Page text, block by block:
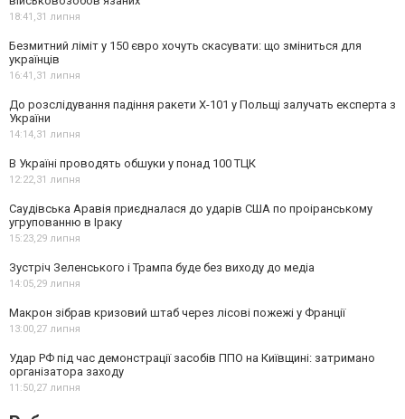
18:41,31 липня
Безмитний ліміт у 150 євро хочуть скасувати: що зміниться для
українців
16:41,31 липня
До розслідування падіння ракети Х-101 у Польщі залучать експерта з
України
14:14,31 липня
В Україні проводять обшуки у понад 100 ТЦК
12:22,31 липня
Саудівська Аравія приєдналася до ударів США по проіранському
угрупованню в Іраку
15:23,29 липня
Зустріч Зеленського і Трампа буде без виходу до медіа
14:05,29 липня
Макрон зібрав кризовий штаб через лісові пожежі у Франції
13:00,27 липня
Удар РФ під час демонстрації засобів ППО на Київщині: затримано
організатора заходу
11:50,27 липня